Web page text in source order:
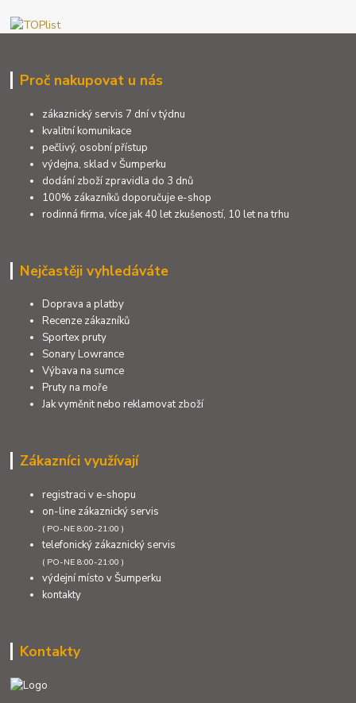
Proč nakupovat u nás
zákaznický servis 7 dní v týdnu
kvalitní komunikace
pečlivý, osobní přístup
výdejna, sklad v Šumperku
dodání zboží zpravidla do 3 dnů
100% zákazníků doporučuje e-shop
rodinná firma, více jak 40 let zkušeností, 10 let na trhu
Nejčastěji vyhledáváte
Doprava a platby
Recenze zákazníků
Sportex pruty
Sonary Lowrance
Výbava na sumce
Pruty na moře
Jak vyměnit nebo reklamovat zboží
Zákazníci využívají
registraci v e-shopu
on-line zákaznický servis
( PO-NE 8:00-21:00 )
telefonický zákaznický servis
( PO-NE 8:00-21:00 )
výdejní místo v Šumperku
kontakty
Kontakty